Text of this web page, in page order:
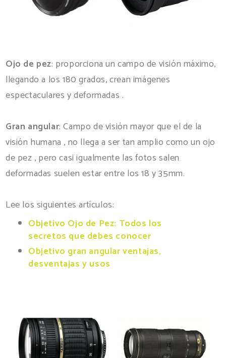
Ojo de pez: proporciona un campo de visión máximo,
llegando a los 180 grados, crean imágenes
espectaculares y deformadas .
Gran angular: Campo de visión mayor que el de la
visión humana , no llega a ser tan amplio como un ojo
de pez , pero casi igualmente las fotos salen
deformadas suelen estar entre los 18 y 35mm.
Lee los siguientes artículos:
Objetivo Ojo de Pez: Todos los
secretos que debes conocer
Objetivo gran angular ventajas,
desventajas y usos